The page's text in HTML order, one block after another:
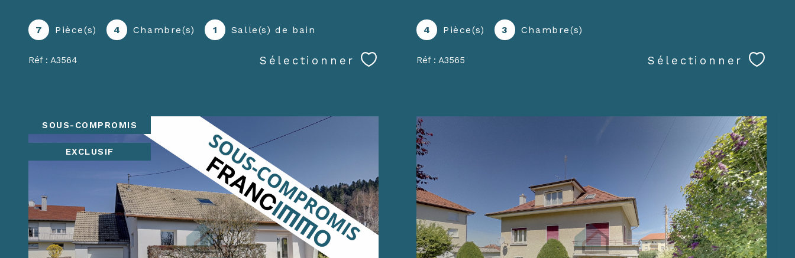
7 Pièce(s) 4 Chambre(s) 1 Salle(s) de bain
Réf : A3564 Sélectionner
4 Pièce(s) 3 Chambre(s)
Réf : A3565 Sélectionner
SOUS-COMPROMIS
EXCLUSIF